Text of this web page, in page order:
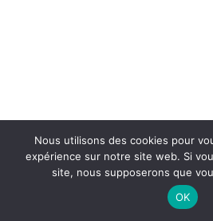
Nous utilisons des cookies pour
expérience sur notre site web. Si
site, nous supposerons que
OK